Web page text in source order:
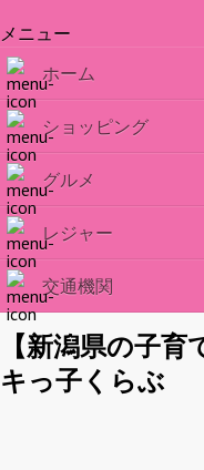
メニュー
ホーム
ショッピング
グルメ
レジャー
交通機関
【新潟県の子
キっ子くらぶ